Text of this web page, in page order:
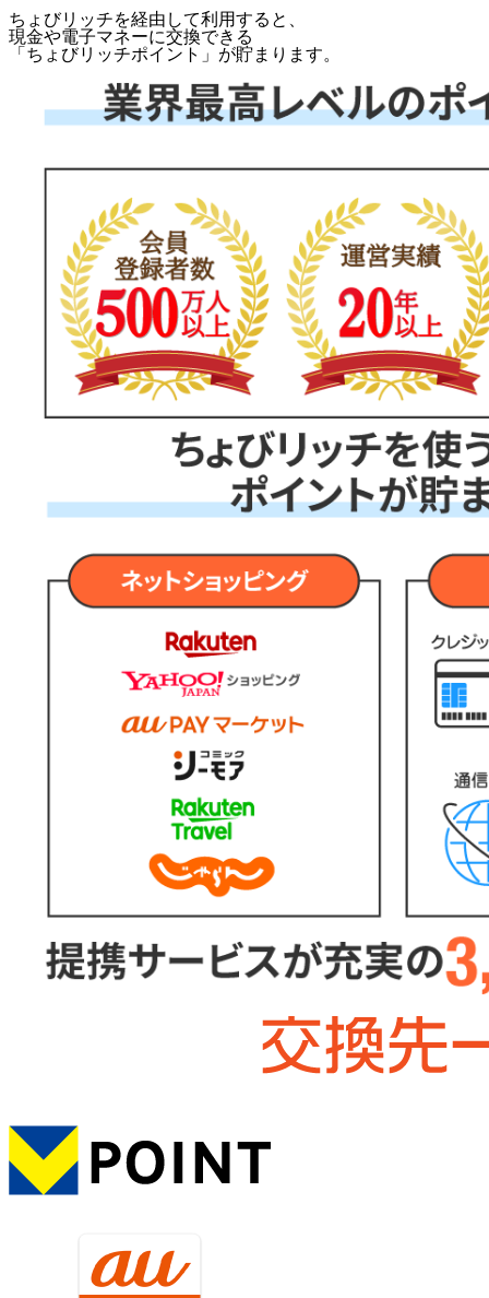
ちょびリッチを経由して利用すると、
現金や電子マネーに交換できる
「 ちょびリッチポイント 」が貯まります。